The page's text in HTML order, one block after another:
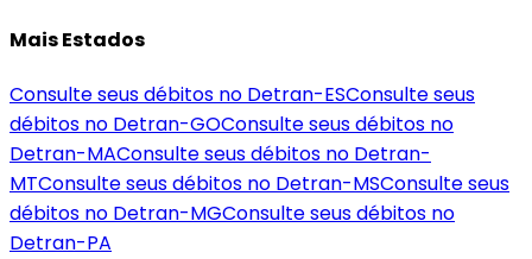
Mais Estados
Consulte seus débitos no Detran-ESConsulte seus
débitos no Detran-GOConsulte seus débitos no
Detran-MAConsulte seus débitos no Detran-
MTConsulte seus débitos no Detran-MSConsulte seus
débitos no Detran-MGConsulte seus débitos no
Detran-PA